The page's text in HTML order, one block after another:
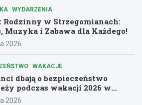
WYDARZENIA
w Strzegomianach:
Muzyka i Zabawa dla Każdego!
2026
WAKACJE
dbają o bezpieczeństwo
podczas wakacji 2026 w
2026